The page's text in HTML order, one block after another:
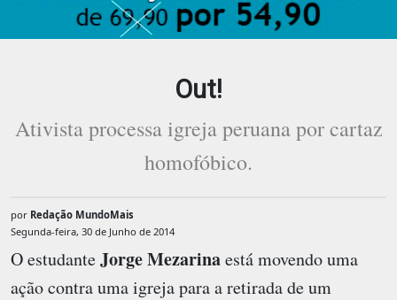
Out!
Ativista processa igreja peruana por cartaz
homofóbico.
por Redação MundoMais
Segunda-feira, 30 de Junho de 2014
O estudanteJorge Mezarinaestá movendo uma
ação contra uma igreja para a retirada de um